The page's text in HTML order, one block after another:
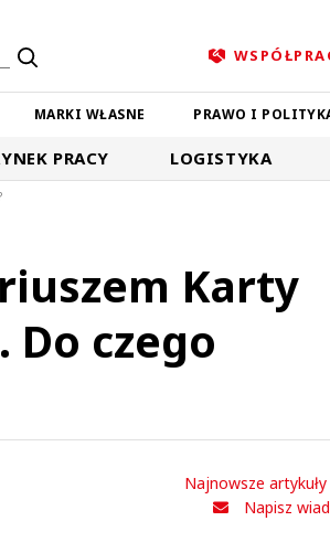
MARKI WŁASNE PRAWO I
PRACY LOGISTYKA
Karty
Do czego
Najnowsze
Napisz